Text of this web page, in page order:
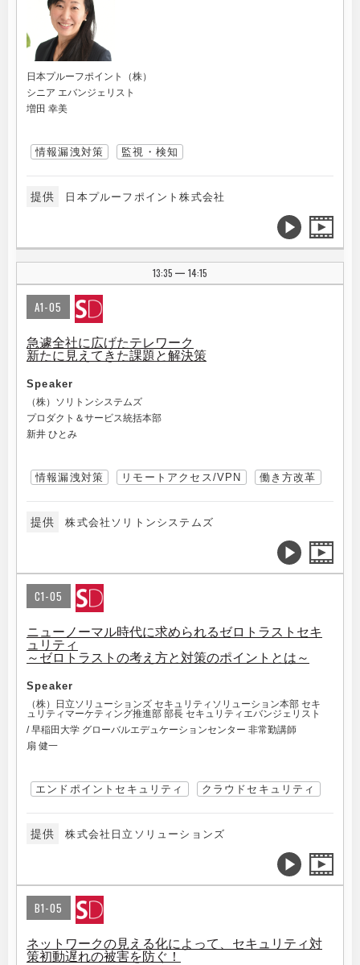
日本プルーフポイント（株）
シニア エバンジェリスト
増田 幸美
情報漏洩対策 監視・検知
提供 日本プルーフポイント株式会社
13:35 | 14:15
A1-05
急遽全社に広げたテレワーク
新たに見えてきた課題と解決策
Speaker
（株）ソリトンシステムズ
プロダクト＆サービス統括本部
新井 ひとみ
情報漏洩対策 リモートアクセス/VPN 働き方改革
提供 株式会社ソリトンシステムズ
C1-05
ニューノーマル時代に求められるゼロトラストセキ
ュリティ
～ゼロトラストの考え方と対策のポイントとは～
Speaker
（株）日立ソリューションズ セキュリティソリューション本部 セキ
ュリティマーケティング推進部 部長 セキュリティエバンジェリスト
/ 早稲田大学 グローバルエデュケーションセンター 非常勤講師
扇 健一
エンドポイントセキュリティ クラウドセキュリティ
提供 株式会社日立ソリューションズ
B1-05
ネットワークの見える化によって、セキュリティ対
策初動遅れの被害を防ぐ！